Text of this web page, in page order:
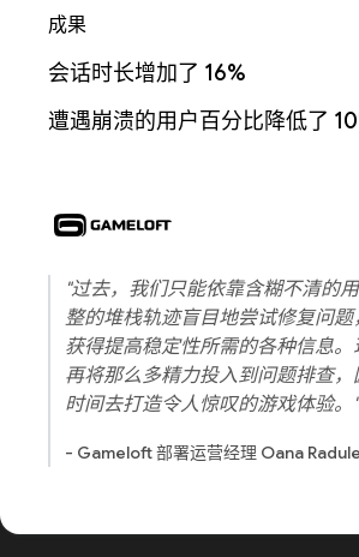
成果
会话时长增加了 16%
遭遇崩溃的用户百分比降低了
"过去，我们只能依靠含糊不清的
整的堆栈轨迹盲目地尝试修复问
获得提高稳定性所需的各种信息
再将那么多精力投入到问题排查
时间去打造令人惊叹的游戏体验。"
- Gameloft 部署运营经理 Oana